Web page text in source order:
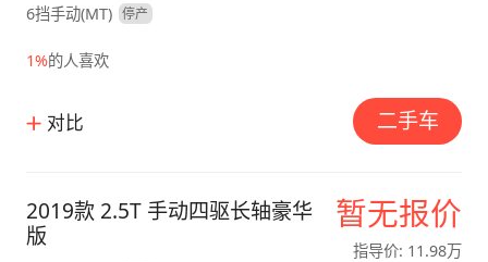
6挡手动(MT) 停产
1%的人喜欢
对比 二手车
暂无报价
指导价: 11.98万
2019款 2.5T 手动四驱长轴豪华
版